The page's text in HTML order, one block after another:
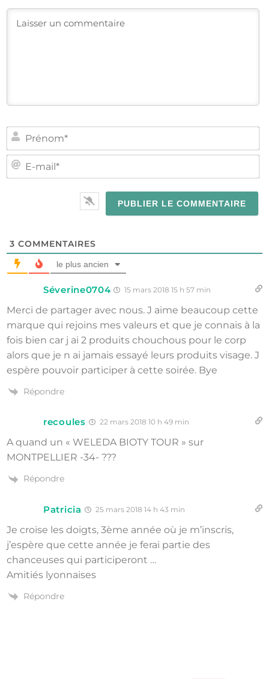
E-
3 COMMENTAIRES
le plus ancien
Séverine0704 15 mars 2018 15 h 57 min
Merci de partager avec nous. J aime beaucoup cette
marque qui rejoins mes valeurs et que je connais à la
fois bien car j ai 2 produits chouchous pour le corp
alors que je n ai jamais essayé leurs produits visage. J
espère pouvoir participer à cette soirée. Bye
Répondre
recoules 22 mars 2018 10 h 49 min
A quand un « WELEDA BIOTY TOUR » sur
MONTPELLIER -34- ???
Répondre
Patricia 25 mars 2018 14 h 43 min
Je croise les doigts, 3ème année où je m’inscris,
j’espère que cette année je ferai partie des
chanceuses qui participeront …
Amitiés lyonnaises
Répondre